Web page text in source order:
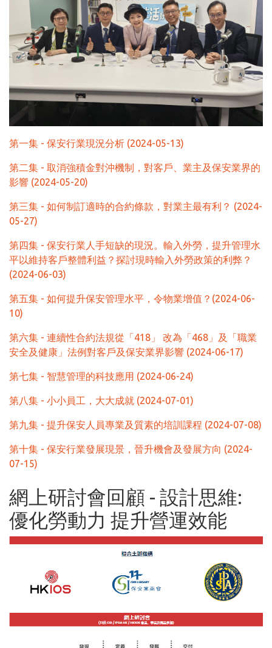
第一集 - 保安行業現況分析 (2024-05-13)
第二集 - 取消強積金對沖機制，對客戶、業主及保安業界的
影響 (2024-05-20)
第三集 - 如何制訂適時的合約條款，對業主最有利？ (2024-
05-27)
第四集 - 保安行業人手短缺的現況。輸入外勞，提升管理水
平以維持客戶整體利益？探討現時輸入外勞政策的利弊？
(2024-06-03)
第五集 - 如何提升保安管理水平，令物業增值？(2024-06-
10)
第六集 - 連續性合約法規從「418」 改為「468」及「職業
安全及健康」法例對客戶及保安業界影響 (2024-06-17)
第七集 - 智慧管理的科技應用 (2024-06-24)
第八集 - 小小員工，大大成就 (2024-07-01)
第九集 - 提升保安人員專業及質素的培訓課程 (2024-07-08)
第十集 - 保安行業發展現景，晉升機會及發展方向 (2024-
07-15)
網上研討會回顧 - 設計思維:
優化勞動力 提升營運效能